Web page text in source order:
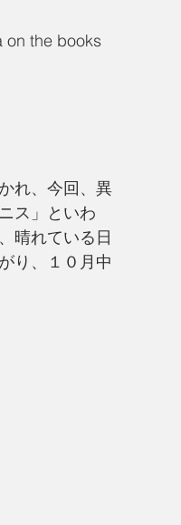
on the books
れ、今回、異
ス」といわ
晴れている日
り、１０月中